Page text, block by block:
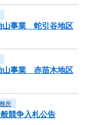
山事業 蛇引谷地区
山事業 赤苗木地区
所
競争入札公告